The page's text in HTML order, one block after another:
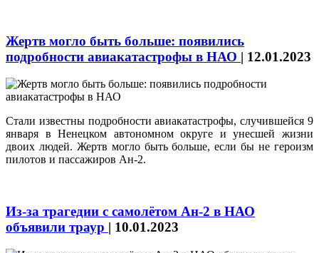
Жертв могло быть больше: появились
подробности авиакатастрофы в НАО | 12.01.2023
Стали известны подробности авиакатастрофы, случившейся 9
января в Ненецком автономном округе и унесшей жизни
двоих людей. Жертв могло быть больше, если бы не героизм
пилотов и пассажиров Ан-2.
Из-за трагедии с самолётом Ан-2 в НАО
объявили траур | 10.01.2023